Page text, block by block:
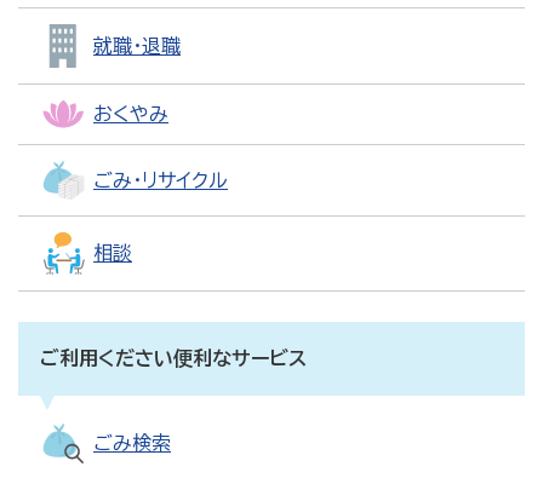
就職・退職
おくやみ
ごみ・リサイクル
相談
ご利用ください便利なサービス
ごみ検索